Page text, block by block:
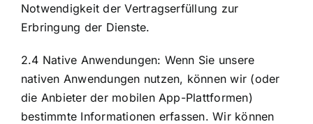
Notwendigkeit der Vertragserfüllung zur
Erbringung der Dienste.
2.4 Native Anwendungen: Wenn Sie unsere
nativen Anwendungen nutzen, können wir (oder
die Anbieter der mobilen App-Plattformen)
bestimmte Informationen erfassen. Wir können